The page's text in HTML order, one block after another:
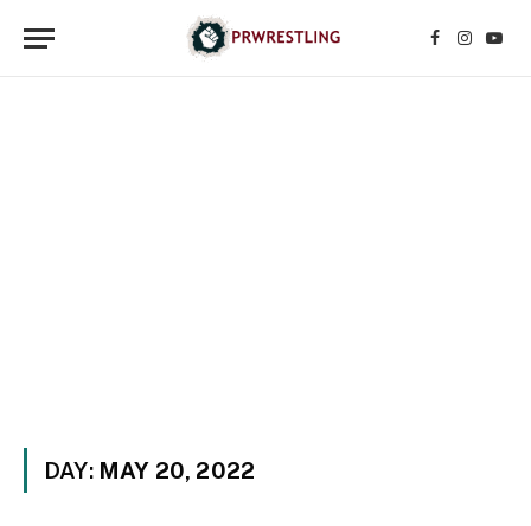
Facebook
DAY: MAY 20, 2022